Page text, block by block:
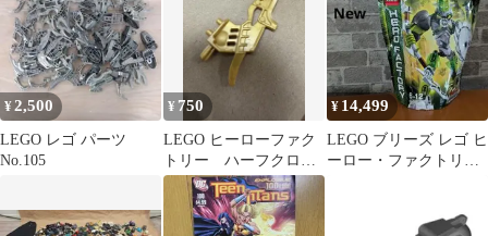
¥2,500
LEGO レゴ パーツ
No.105
¥ 750
LEGO ヒーローファク
トリー ハーフクロ
ー パールゴールド
ミニフィグ
¥ 14,499
LEGO ブリーズ レゴ ヒ
ーロー・ファクトリー